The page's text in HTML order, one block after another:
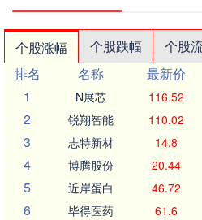
个股涨幅 个股跌幅 个股
排名
名称 最新价
1
N展芯 116.52
2 锐翔智能 110.02
3 志特新材 14.8
4 博腾股份 20.44
5 近岸蛋白 46.72
6 毕得医药 61.6